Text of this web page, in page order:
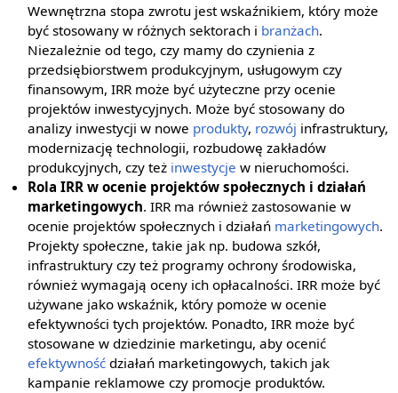
Wewnętrzna stopa zwrotu jest wskaźnikiem, który może
być stosowany w różnych sektorach i branżach.
Niezależnie od tego, czy mamy do czynienia z
przedsiębiorstwem produkcyjnym, usługowym czy
finansowym, IRR może być użyteczne przy ocenie
projektów inwestycyjnych. Może być stosowany do
analizy inwestycji w nowe produkty, rozwój infrastruktury,
modernizację technologii, rozbudowę zakładów
produkcyjnych, czy też inwestycje w nieruchomości.
Rola IRR w ocenie projektów społecznych i działań
marketingowych. IRR ma również zastosowanie w
ocenie projektów społecznych i działań marketingowych.
Projekty społeczne, takie jak np. budowa szkół,
infrastruktury czy też programy ochrony środowiska,
również wymagają oceny ich opłacalności. IRR może być
używane jako wskaźnik, który pomoże w ocenie
efektywności tych projektów. Ponadto, IRR może być
stosowane w dziedzinie marketingu, aby ocenić
efektywność działań marketingowych, takich jak
kampanie reklamowe czy promocje produktów.